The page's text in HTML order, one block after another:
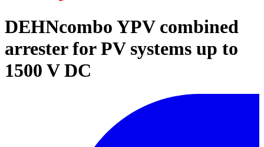
DEHNcombo YPV combined
arrester for PV systems up to
1500 V DC